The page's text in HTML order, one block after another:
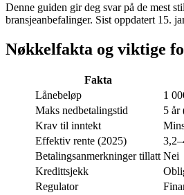
Denne guiden gir deg svar på de mest
bransjeanbefalinger. Sist oppdatert 15.
Nøkkelfakta og viktige
Fakta
Lånebeløp
1
Maks nedbetalingstid
5 år
Krav til inntekt
Effektiv rente (2025)
Betalingsanmerkninger tillatt Nei
Kredittsjekk
Regulator